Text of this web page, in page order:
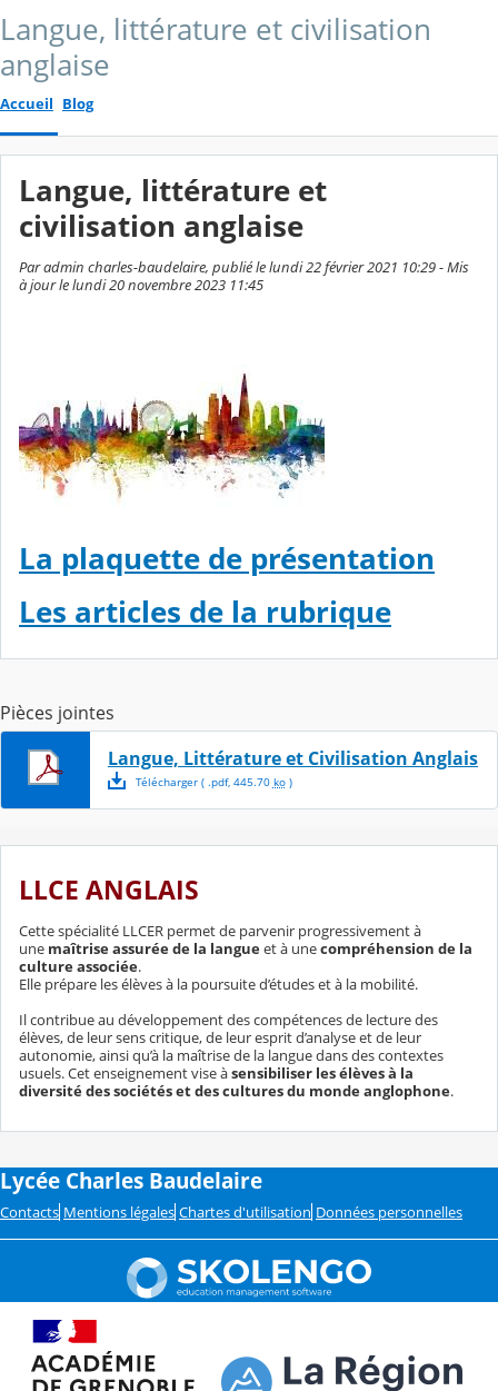
Langue, littérature et civilisation
anglaise
Accueil Blog
Langue, littérature et
civilisation anglaise
Par admin charles-baudelaire, publié le lundi 22 février 2021 10:29 - Mis
à jour le lundi 20 novembre 2023 11:45
La plaquette de présentation
Les articles de la rubrique
Pièces jointes
Langue, Littérature et Civilisation Anglais
Télécharger( .pdf, 445.70 ko)
LLCE ANGLAIS
Cette spécialité LLCER permet de parvenir progressivement à
une maîtrise assurée de la langueet à unecompréhension de la
culture associée.
Elle prépare les élèves à la poursuite d’études et à la mobilité.
Il contribue au développement des compétences de lecture des
élèves, de leur sens critique, de leur esprit d’analyse et de leur
autonomie, ainsi qu’à la maîtrise de la langue dans des contextes
usuels. Cet enseignement vise àsensibiliser les élèves à la
diversité des sociétés et des cultures du monde anglophone.
Lycée Charles Baudelaire
Contacts Mentions légales Chartes d'utilisation Données personnelles